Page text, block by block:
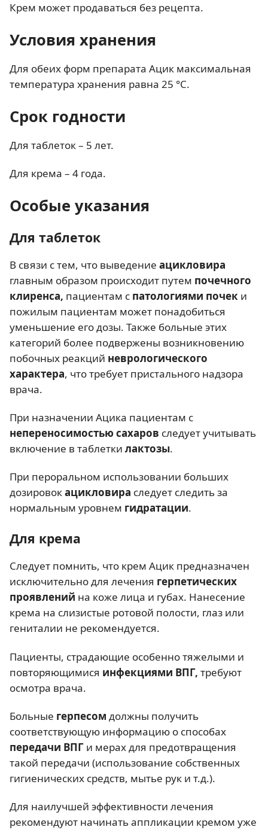
Крем может продаваться без рецепта.
Условия хранения
Для обеих форм препарата Ацик максимальная
температура хранения равна 25 °С.
Срок годности
Для таблеток – 5 лет.
Для крема – 4 года.
Особые указания
Для таблеток
В связи с тем, что выведение ацикловира
главным образом происходит путем почечного
клиренса, пациентам с патологиями почек и
пожилым пациентам может понадобиться
уменьшение его дозы. Также больные этих
категорий более подвержены возникновению
побочных реакций неврологического
характера, что требует пристального надзора
врача.
При назначении Ацика пациентам с
непереносимостью сахаров следует учитывать
включение в таблетки лактозы.
При пероральном использовании больших
дозировокацикловира следует следить за
нормальным уровнем гидратации.
Для крема
Следует помнить, что крем Ацик предназначен
исключительно для лечения герпетических
проявлений на коже лица и губах. Нанесение
крема на слизистые ротовой полости, глаз или
гениталии не рекомендуется.
Пациенты, страдающие особенно тяжелыми и
повторяющимися инфекциями ВПГ, требуют
осмотра врача.
Больные герпесом должны получить
соответствующую информацию о способах
передачи ВПГ и мерах для предотвращения
такой передачи (использование собственных
гигиенических средств, мытье рук и т.д.).
Для наилучшей эффективности лечения
рекомендуют начинать аппликации кремом уже